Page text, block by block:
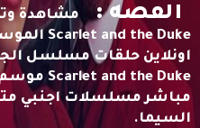
القصه :
مباشر مسلسلات اجنبي
السيما.